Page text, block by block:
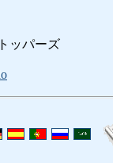
トッパーズ